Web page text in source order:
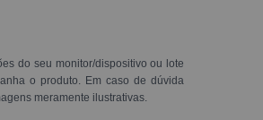
do seu monitor/dispositivo ou lote
o produto. Em caso de dúvida
meramente ilustrativas.